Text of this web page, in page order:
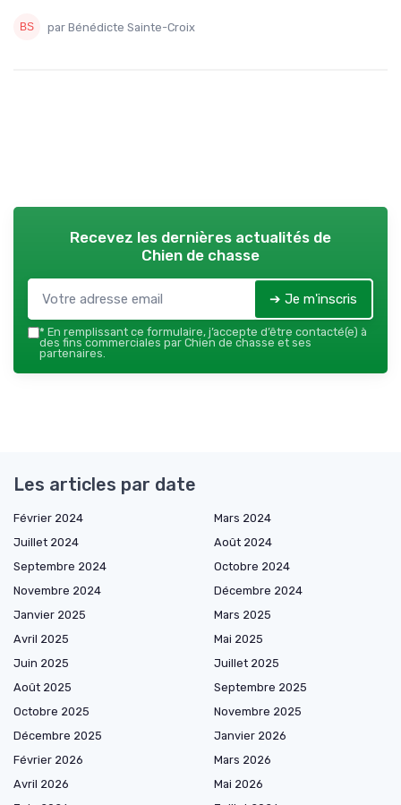
par Bénédicte Sainte-Croix
Recevez les dernières actualités de
Chien de chasse
➔ Je m'inscris
* En remplissant ce formulaire, j’accepte d’être contacté(e) à
des fins commerciales par Chien de chasse et ses
partenaires.
Les articles par date
Février 2024
Mars 2024
Juillet 2024
Août 2024
Septembre 2024
Octobre 2024
Novembre 2024
Décembre 2024
Janvier 2025
Mars 2025
Avril 2025
Mai 2025
Juin 2025
Juillet 2025
Août 2025
Septembre 2025
Octobre 2025
Novembre 2025
Décembre 2025
Janvier 2026
Février 2026
Mars 2026
Avril 2026
Mai 2026